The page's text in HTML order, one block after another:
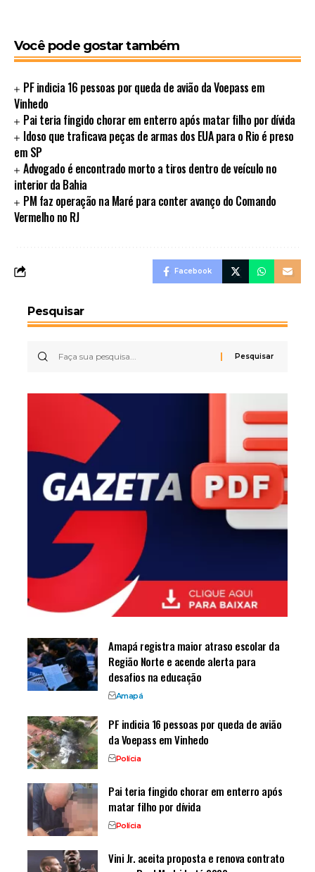
Você pode gostar também
PF indicia 16 pessoas por queda de avião da Voepass em
Vinhedo
Pai teria fingido chorar em enterro após matar filho por dívida
Idoso que traficava peças de armas dos EUA para o Rio é preso
em SP
Advogado é encontrado morto a tiros dentro de veículo no
interior da Bahia
PM faz operação na Maré para conter avanço do Comando
Vermelho no RJ
Facebook
Pesquisar
Amapá registra maior atraso escolar da
Região Norte e acende alerta para
desafios na educação
Amapá
PF indicia 16 pessoas por queda de avião
da Voepass em Vinhedo
Polícia
Pai teria fingido chorar em enterro após
matar filho por dívida
Polícia
Vini Jr. aceita proposta e renova contrato